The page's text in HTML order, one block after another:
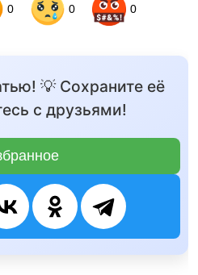
0 0 0
💡 Сохраните её
с друзьями!